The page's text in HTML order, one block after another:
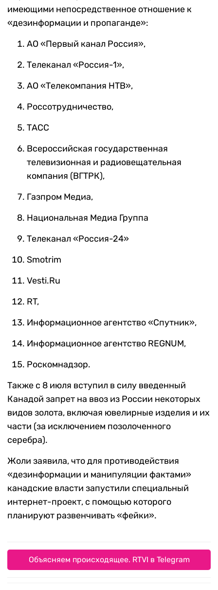
имеющими непосредственное отношение к
«дезинформации и пропаганде»:
АО «Первый канал Россия»,
Телеканал «Россия-1»,
АО «Телекомпания НТВ»,
Россотрудничество,
ТАСС
Всероссийская государственная
телевизионная и радиовещательная
компания (ВГТРК),
Газпром Медиа,
Национальная Медиа Группа
Телеканал «Россия-24»
Smotrim
Vesti.Ru
RT,
Информационное агентство «Спутник»,
Информационное агентство REGNUM,
Роскомнадзор.
Также с 8 июля вступил в силу введенный
Канадой запрет на ввоз из России некоторых
видов золота, включая ювелирные изделия и их
части (за исключением позолоченного
серебра).
Жоли заявила, что для противодействия
«дезинформации и манипуляции фактами»
канадские власти запустили специальный
интернет-проект, с помощью которого
планируют развенчивать «фейки».
Объясняем происходящее. RTVI в Telegram